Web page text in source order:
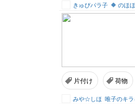
きゅぴパラ子 🔶 のほ
片付け 荷物
みや☆しほ 唯子のキ